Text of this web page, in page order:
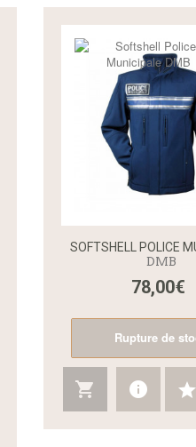
SOFTSHELL POLICE
DMB
78,00€
Rupture de